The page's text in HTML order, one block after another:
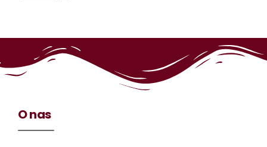
O nas